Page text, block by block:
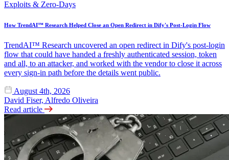
Exploits & Zero-Days
How TrendAI™ Research Helped Close an Open Redirect in Dify's Post-Login Flow
TrendAI™ Research uncovered an open redirect in Dify's post-login
flow that could have handed a freshly authenticated session, token
and all, to an attacker, and worked with the vendor to close it across
every sign-in path before the details went public.
August 4th, 2026
David Fiser, Alfredo Oliveira
Read article